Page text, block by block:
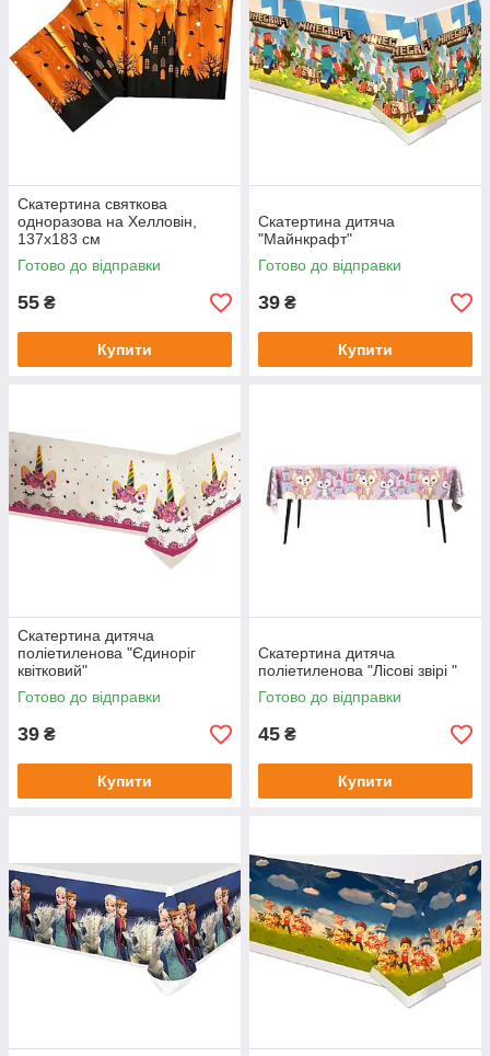
Скатертина святкова
одноразова на Хелловін,
137х183 см
Готово до відправки
55 ₴
Купити
Скатертина дитяча
"Майнкрафт"
Готово до відправки
39 ₴
Купити
Скатертина дитяча
поліетиленова "Єдиноріг
квітковий"
Готово до відправки
39 ₴
Купити
Скатертина дитяча
поліетиленова "Лісові звірі "
Готово до відправки
45 ₴
Купити